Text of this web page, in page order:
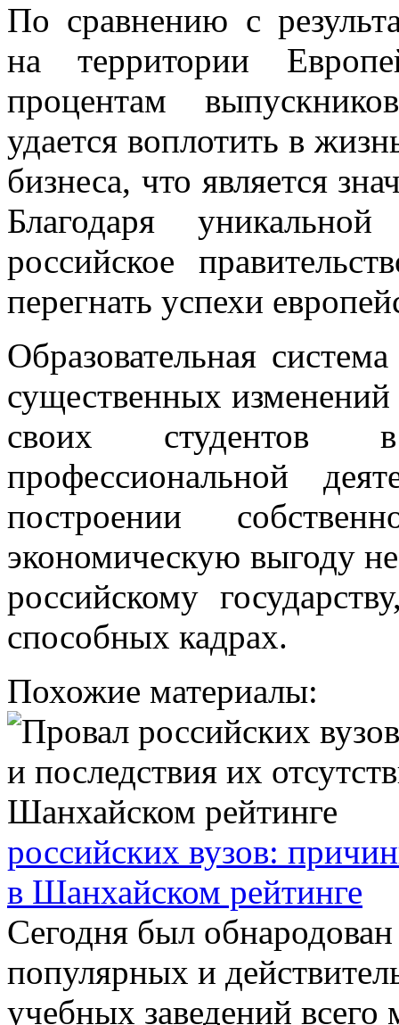
По сравнению с
на территории
процентам
удается воплотить в
бизнеса, что является
Благодаря
российское
перегнать успехи
Образовательная
существенных изменений
своих студентов
профессиональной
построении
экономическую выгоду
российскому
способных кадрах.
Похожие материалы:
российских вузов:
в Шанхайском рейтинге
Сегодня был
популярных и
учебных заведений